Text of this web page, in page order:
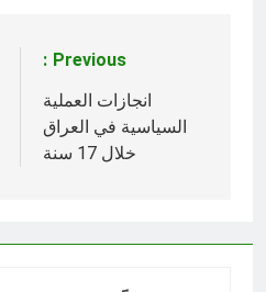
المقالات
Previous:
انجازات العملية
السياسية في العراق
خلال 17 سنة